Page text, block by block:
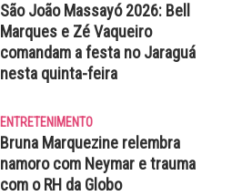
São João Massayó 2026: Bell
Marques e Zé Vaqueiro
comandam a festa no Jaraguá
nesta quinta-feira
ENTRETENIMENTO
Bruna Marquezine relembra
namoro com Neymar e trauma
com o RH da Globo